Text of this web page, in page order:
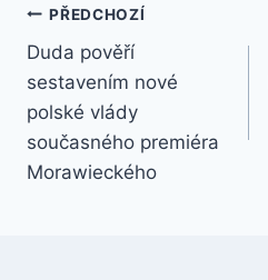
Navigace
pro
příspěvek
PŘEDCHOZÍ
Duda pověří
sestavením nové
polské vlády
současného premiéra
Morawieckého